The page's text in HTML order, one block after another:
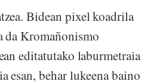
Bidean pixel koadrila
da Kromañonismo
editatutako laburmetraia
esan, behar lukeena baino